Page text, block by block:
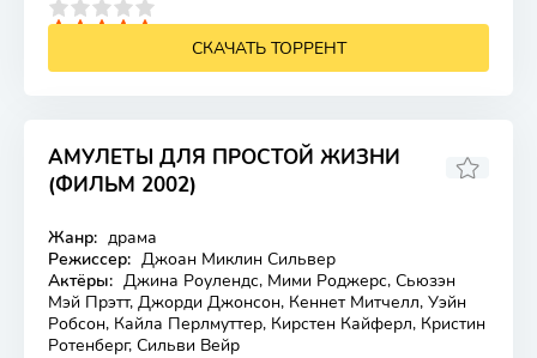
СКАЧАТЬ ТОРРЕНТ
АМУЛЕТЫ ДЛЯ ПРОСТОЙ ЖИЗНИ
(ФИЛЬМ 2002)
Жанр: драма
Режиссер: Джоан Миклин Сильвер
Актёры: Джина Роулендс, Мими Роджерс, Сьюзэн
Мэй Прэтт, Джорди Джонсон, Кеннет Митчелл, Уэйн
Робсон, Кайла Перлмуттер, Кирстен Кайферл, Кристин
Ротенберг, Сильви Вейр